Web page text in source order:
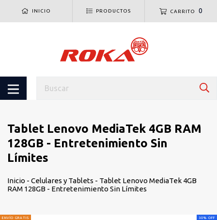
INICIO PRODUCTOS CARRITO 0
Tablet Lenovo MediaTek 4GB RAM
128GB - Entretenimiento Sin
Límites
Inicio - Celulares y Tablets - Tablet Lenovo MediaTek 4GB
RAM 128GB - Entretenimiento Sin Límites
30% OFF
ENVÍO GRATIS